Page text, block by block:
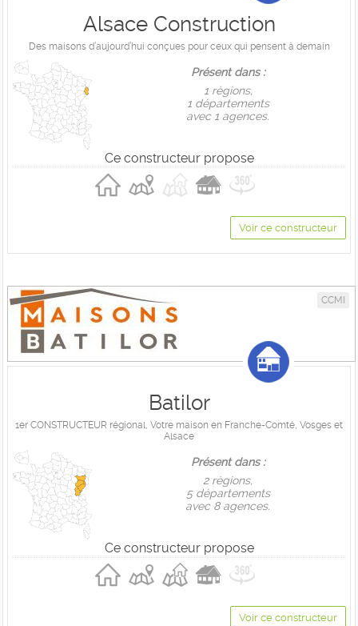
Alsace Construction
Des maisons d’aujourd’hui conçues pour ceux qui pensent à demain
Présent dans :
1 règions,
1 départements
avec 1 agences.
Ce constructeur propose
Voir ce constructeur
CCMI
Batilor
1er CONSTRUCTEUR régional, Votre maison en Franche-Comté, Vosges et
Alsace
Présent dans :
2 règions,
5 départements
avec 8 agences.
Ce constructeur propose
Voir ce constructeur